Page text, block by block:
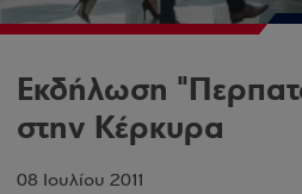
Εκδήλωση
στην Κέρκυρα
08 Ιουλίου 2011